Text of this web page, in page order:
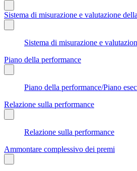
Sistema di misurazione e valutazione
Sistema di misurazione e
Piano della performance
Piano della performance/Piano
Relazione sulla performance
Relazione sulla performance
Ammontare complessivo dei premi